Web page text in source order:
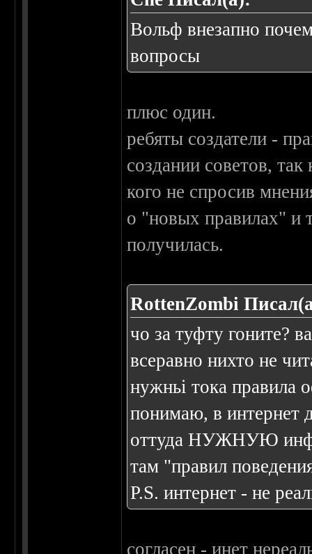
Вольф внезапно
вопросы
плюс один.
ребяты создатели -
создании советов,
кого не спросив
о "новых правилах" и
получилась.
RottenZombi
чо за туфту гоните?
всеравно нихто не
нужньі тока правила
понимаю, в интернет
оттуда НУЖНУЮ
там "правил
P.S. интернет - не
согласен - инет